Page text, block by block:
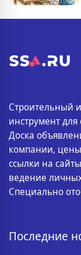
Строительный
инструмент
Доска
компании, цены
ссылки на
ведение
Специально
Последние